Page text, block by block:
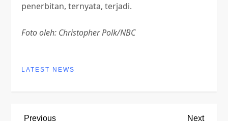
penerbitan, ternyata, terjadi.
Foto oleh: Christopher Polk/NBC
LATEST NEWS
Previous
Previous Next
Next